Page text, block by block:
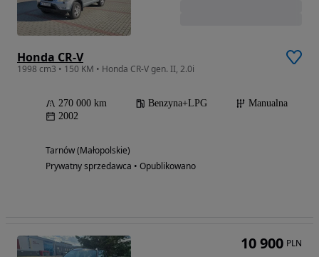
Honda CR-V
1998 cm3 • 150 KM • Honda CR-V gen. II, 2.0i
270 000 km Benzyna+LPG
Manualna
2002
Tarnów (Małopolskie)
Prywatny sprzedawca • Opublikowano
10 900 PLN